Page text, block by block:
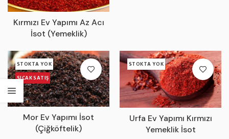
Kırmızı Ev Yapımı Az Acı
İsot (Yemeklik)
STOKTA YOK
SICAK SATIŞ
Mor Ev Yapımı İsot
(Çiğköftelik)
STOKTA YOK
Urfa Ev Yapımı Kırmızı
Yemeklik İsot